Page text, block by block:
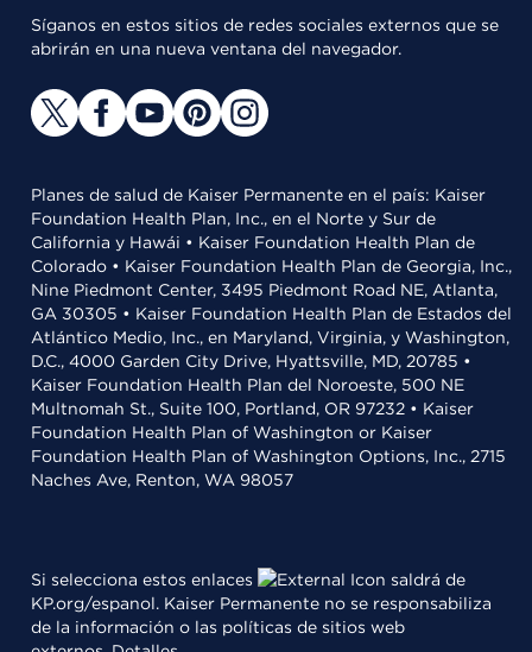
Síganos en estos sitios de redes sociales externos que se
abrirán en una nueva ventana del navegador.
Planes de salud de Kaiser Permanente en el país: Kaiser
Foundation Health Plan, Inc., en el Norte y Sur de
California y Hawái • Kaiser Foundation Health Plan de
Colorado • Kaiser Foundation Health Plan de Georgia, Inc.,
Nine Piedmont Center, 3495 Piedmont Road NE, Atlanta,
GA 30305 • Kaiser Foundation Health Plan de Estados del
Atlántico Medio, Inc., en Maryland, Virginia, y Washington,
D.C., 4000 Garden City Drive, Hyattsville, MD, 20785 •
Kaiser Foundation Health Plan del Noroeste, 500 NE
Multnomah St., Suite 100, Portland, OR 97232 • Kaiser
Foundation Health Plan of Washington or Kaiser
Foundation Health Plan of Washington Options, Inc., 2715
Naches Ave, Renton, WA 98057
Si selecciona estos enlaces
saldrá de
KP.org/espanol. Kaiser Permanente no se responsabiliza
de la información o las políticas de sitios web